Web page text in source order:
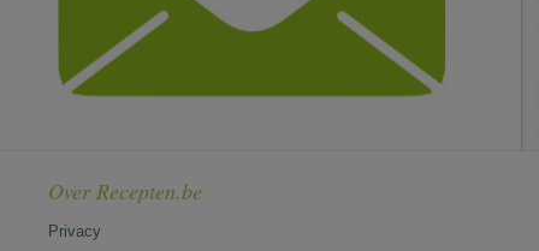
Over Recepten.be
Privacy